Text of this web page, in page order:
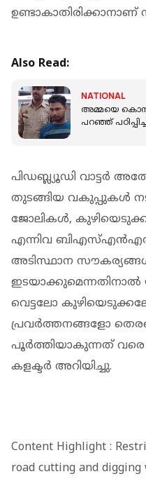
ഉണ്ടാകാതിരിക്കാനാണ്
Also Read:
NATIONAL
അമ്മയെ
പറഞ്ഞ്
പിഡബ്ല്യൂഡി വാട്ടർ
തുടങ്ങിയ വകുപ്പുകൾ
ജോലികൾ,
എന്നിവ
അടിസ്ഥാന
വെട്ടലോ
പ്രവർത്തനങ്ങളോ
പൂർത്തിയാകുന്നത് വരെ
കളക്ടർ അറിയിച്ചു.
Content Highlight :
road cutting and